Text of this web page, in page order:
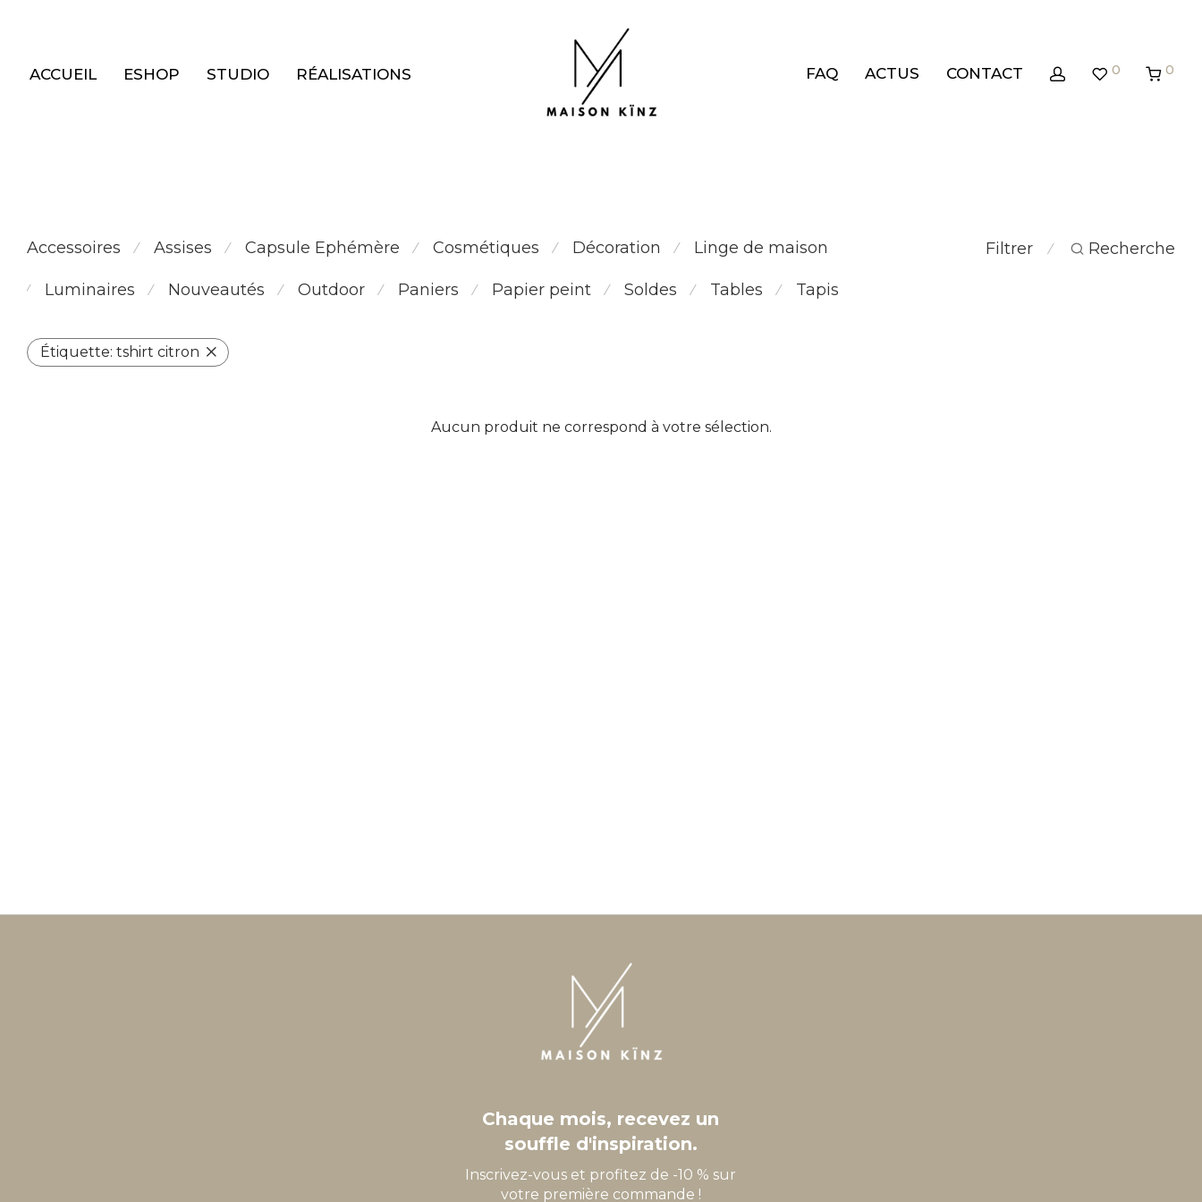
ACCUEIL ESHOP STUDIO RÉALISATIONS FAQ ACTUS CONTACT 0 0
Filtrer ⁄ Recherche
Accessoires ⁄ Assises ⁄ Capsule Ephémère ⁄ Cosmétiques ⁄ Décoration ⁄ Linge de maison
⁄ Luminaires ⁄ Nouveautés ⁄ Outdoor ⁄ Paniers ⁄ Papier peint ⁄ Soldes ⁄ Tables ⁄ Tapis
Étiquette: tshirt citron
Aucun produit ne correspond à votre sélection.
Chaque mois, recevez un
souffle d'inspiration.
Inscrivez-vous et profitez de -10 % sur
votre première commande !